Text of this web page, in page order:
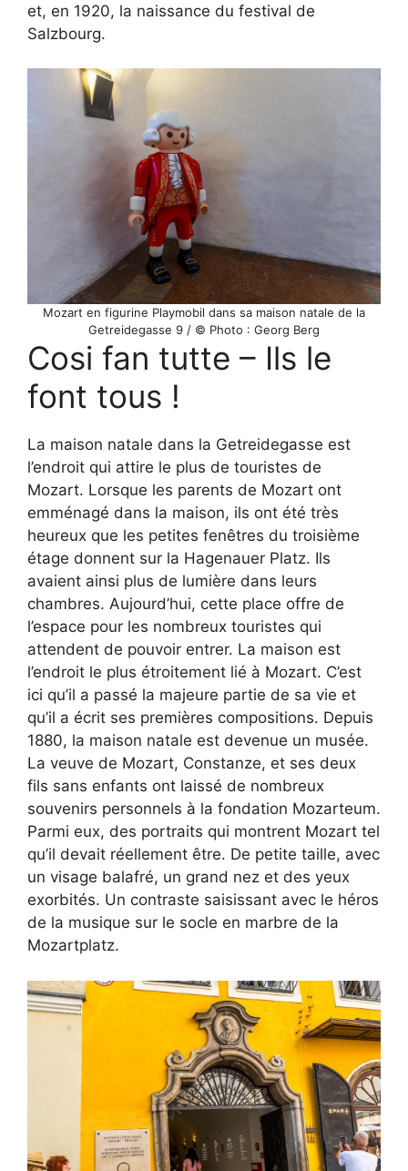
et, en 1920, la naissance du festival de
Salzbourg.
Mozart en figurine Playmobil dans sa maison natale de la
Getreidegasse 9 / © Photo : Georg Berg
Cosi fan tutte – Ils le
font tous !
La maison natale dans la Getreidegasse est
l’endroit qui attire le plus de touristes de
Mozart. Lorsque les parents de Mozart ont
emménagé dans la maison, ils ont été très
heureux que les petites fenêtres du troisième
étage donnent sur la Hagenauer Platz. Ils
avaient ainsi plus de lumière dans leurs
chambres. Aujourd’hui, cette place offre de
l’espace pour les nombreux touristes qui
attendent de pouvoir entrer. La maison est
l’endroit le plus étroitement lié à Mozart. C’est
ici qu’il a passé la majeure partie de sa vie et
qu’il a écrit ses premières compositions. Depuis
1880, la maison natale est devenue un musée.
La veuve de Mozart, Constanze, et ses deux
fils sans enfants ont laissé de nombreux
souvenirs personnels à la fondation Mozarteum.
Parmi eux, des portraits qui montrent Mozart tel
qu’il devait réellement être. De petite taille, avec
un visage balafré, un grand nez et des yeux
exorbités. Un contraste saisissant avec le héros
de la musique sur le socle en marbre de la
Mozartplatz.